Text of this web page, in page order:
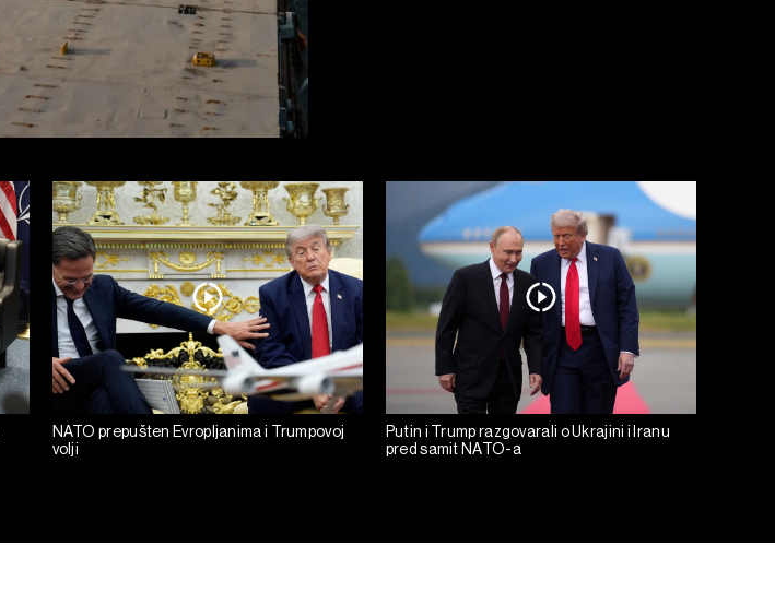
NATO prepušten Evropljanima i Trumpovoj
volji
Putin i Trump razgovarali o Ukrajini i Iranu
pred samit NATO-a